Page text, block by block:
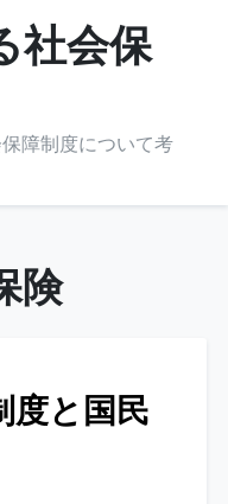
社会保
障制度について考
険
度と国民